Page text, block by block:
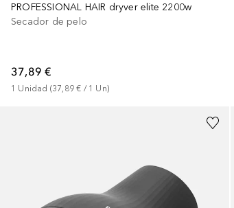
PROFESSIONAL HAIR dryver elite 2200w
Secador de pelo
37,89 €
1 Unidad (37,89 € / 1 Un)